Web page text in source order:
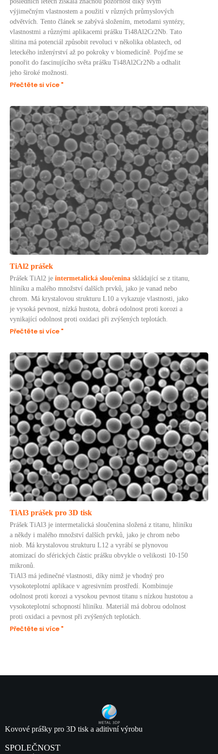
výjimečným vlastnostem a použití v různých průmyslových
odvětvích. Tento článek se zabývá složením, metodami syntézy,
vlastnostmi a různými aplikacemi prášku Ti48Al2Cr2Nb. Tato
slitina má potenciál způsobit revoluci v několika oblastech, od
leteckého inženýrství až po pokroky v biomedicíně. Pojďme se
ponořit do fascinujícího světa prášku Ti48Al2Cr2Nb a odhalit
jeho široké možnosti.
Přečtěte si více "
TiAl2 prášek
Prášek TiAl2 je intermetalická sloučenina skládající se z titanu,
hliníku a malého množství dalších prvků, jako je vanad nebo
chrom. Má krystalovou strukturu L10 a vykazuje vlastnosti, jako
je vysoká pevnost, nízká hustota, dobrá odolnost proti korozi a
vynikající odolnost proti oxidaci při zvýšených teplotách.
Přečtěte si více "
TiAl3 prášek pro 3D tisk
Prášek TiAl3 je intermetalická sloučenina složená z titanu, hliníku
a někdy i malého množství dalších prvků, jako je chrom nebo
niob. Má krystalovou strukturu L12 a vyrábí se plynovou
atomizací do sférických částic prášku obvykle o velikosti 10-150
mikronů.
TiAl3 má jedinečné vlastnosti, díky nimž je vhodný pro
vysokoteplotní aplikace v agresivním prostředí. Kombinuje
odolnost proti korozi a vysokou pevnost titanu s nízkou hustotou a
vysokoteplotní schopností hliníku. Materiál má dobrou odolnost
proti oxidaci a pevnost při zvýšených teplotách.
Přečtěte si více "
Kovové prášky pro 3D tisk a aditivní výrobu
SPOLEČNOST